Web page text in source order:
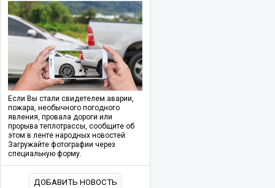
Если Вы стали свидетелем аварии,
пожара, необычного погодного
явления, провала дороги или
прорыва теплотрассы, сообщите об
этом в ленте народных новостей.
Загружайте фотографии через
специальную форму.
ДОБАВИТЬ НОВОСТЬ